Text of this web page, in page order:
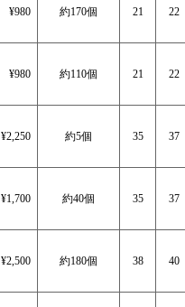
¥980 約170個 21 22
¥980 約110個 21 22
¥2,250 約5個 35 37
¥1,700 約40個 35 37
¥2,500 約180個 38 40